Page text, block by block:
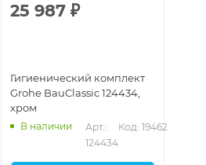
25 987 ₽
Гигиенический комплект
Grohe BauClassic 124434,
хром
В наличии
Арт.:
124434
Код: 19462